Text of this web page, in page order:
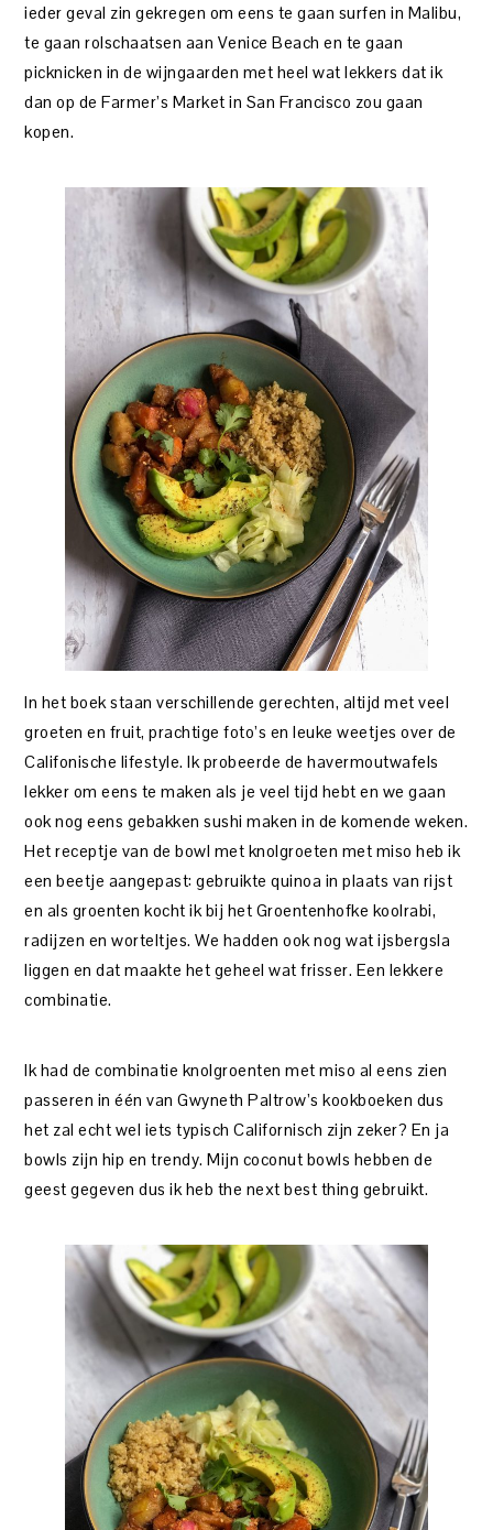
ieder geval zin gekregen om eens te gaan surfen in Malibu,
te gaan rolschaatsen aan Venice Beach en te gaan
picknicken in de wijngaarden met heel wat lekkers dat ik
dan op de Farmer’s Market in San Francisco zou gaan
kopen.
In het boek staan verschillende gerechten, altijd met veel
groeten en fruit, prachtige foto’s en leuke weetjes over de
Califonische lifestyle. Ik probeerde de havermoutwafels
lekker om eens te maken als je veel tijd hebt en we gaan
ook nog eens gebakken sushi maken in de komende weken.
Het receptje van de bowl met knolgroeten met miso heb ik
een beetje aangepast: gebruikte quinoa in plaats van rijst
en als groenten kocht ik bij het Groentenhofke koolrabi,
radijzen en worteltjes. We hadden ook nog wat ijsbergsla
liggen en dat maakte het geheel wat frisser. Een lekkere
combinatie.
Ik had de combinatie knolgroenten met miso al eens zien
passeren in één van Gwyneth Paltrow’s kookboeken dus
het zal echt wel iets typisch Californisch zijn zeker? En ja
bowls zijn hip en trendy. Mijn coconut bowls hebben de
geest gegeven dus ik heb the next best thing gebruikt.